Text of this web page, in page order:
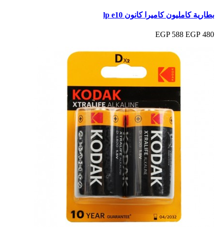
بطارية كامليون كاميرا كانون lp e10
480 EGP
588 EGP